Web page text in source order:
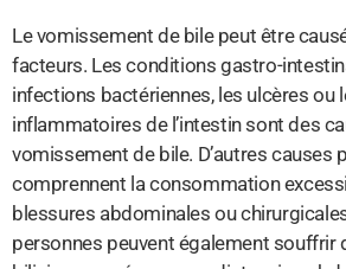
Le vomissement de bile peut être
facteurs. Les conditions gastro-
infections bactériennes, les ulcères ou
inflammatoires de l’intestin sont des
vomissement de bile. D’autres causes
comprennent la consommation
blessures abdominales ou
personnes peuvent également souffrir